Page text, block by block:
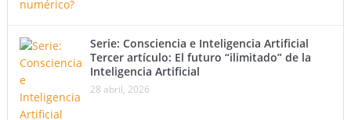
Serie: Consciencia e Inteligencia Artificial
Tercer artículo: El futuro “ilimitado” de la
Inteligencia Artificial
28 abril, 2026